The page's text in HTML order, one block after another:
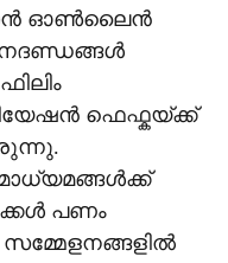
ഓണ്‍ലൈന്‍
ഫെഫ്കയ്ക്ക്
പണം